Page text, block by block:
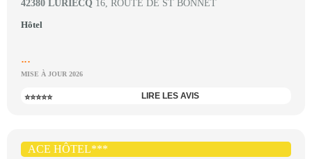
42380 LURIECQ 16, ROUTE DE ST BONNET
Hôtel
...
MISE À JOUR 2026
⭐⭐⭐⭐⭐ LIRE LES AVIS
ACE HÔTEL***